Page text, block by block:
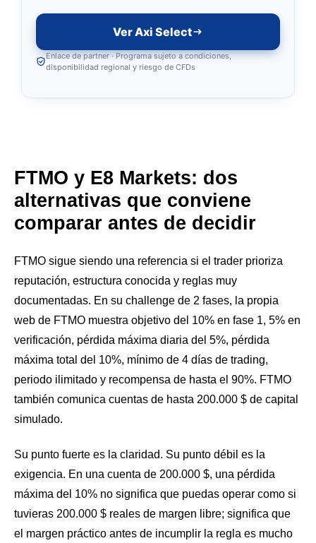
Ver Axi Select
Enlace de partner · Programa sujeto a condiciones,
disponibilidad regional y riesgo de CFDs
FTMO y E8 Markets: dos
alternativas que conviene
comparar antes de decidir
FTMO sigue siendo una referencia si el trader prioriza
reputación, estructura conocida y reglas muy
documentadas. En su challenge de 2 fases, la propia
web de FTMO muestra objetivo del 10% en fase 1, 5% en
verificación, pérdida máxima diaria del 5%, pérdida
máxima total del 10%, mínimo de 4 días de trading,
periodo ilimitado y recompensa de hasta el 90%. FTMO
también comunica cuentas de hasta 200.000 $ de capital
simulado.
Su punto fuerte es la claridad. Su punto débil es la
exigencia. En una cuenta de 200.000 $, una pérdida
máxima del 10% no significa que puedas operar como si
tuvieras 200.000 $ reales de margen libre; significa que
el margen práctico antes de incumplir la regla es mucho